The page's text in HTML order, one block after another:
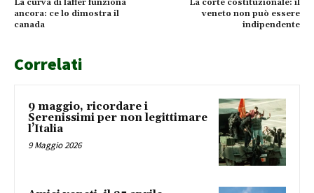
La curva di laffer funziona
ancora: ce lo dimostra il
canada
La corte costituzionale: il
veneto non può essere
indipendente
Correlati
9 maggio, ricordare i
Serenissimi per non legittimare
l’Italia
9 Maggio 2026